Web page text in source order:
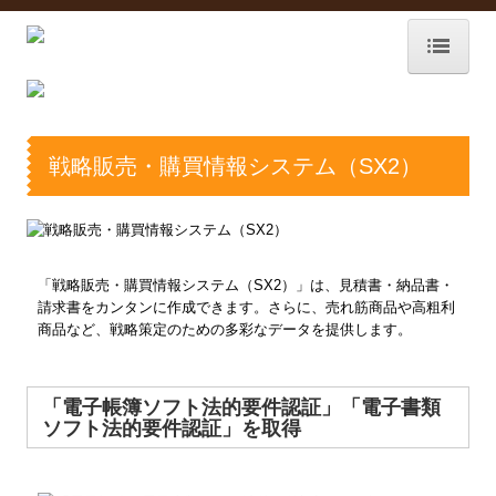
事務所概要
サービス紹介
TKCシステムのご紹介
経営革新等支援機関
戦略販売・購買情報システム（SX2）
「戦略販売・購買情報システム（SX2）」は、見積書・納品書・
請求書をカンタンに作成できます。さらに、売れ筋商品や高粗利
商品など、戦略策定のための多彩なデータを提供します。
「電子帳簿ソフト法的要件認証」「電子書類
ソフト法的要件認証」を取得